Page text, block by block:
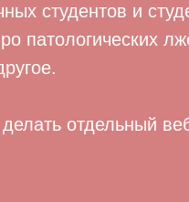
студентов и
патологических
отдельный